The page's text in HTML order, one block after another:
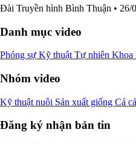
Đài Truyền hình Bình Thuận • 26/
Danh mục video
Phóng sự Kỹ thuật Tự nhiên Khoa
Nhóm video
Kỹ thuật nuôi Sản xuất giống Cá
Đăng ký nhận bản tin